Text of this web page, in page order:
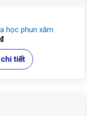
học phun xăm
₫Giá
hiện
tại
là:
700.000₫.
tiết